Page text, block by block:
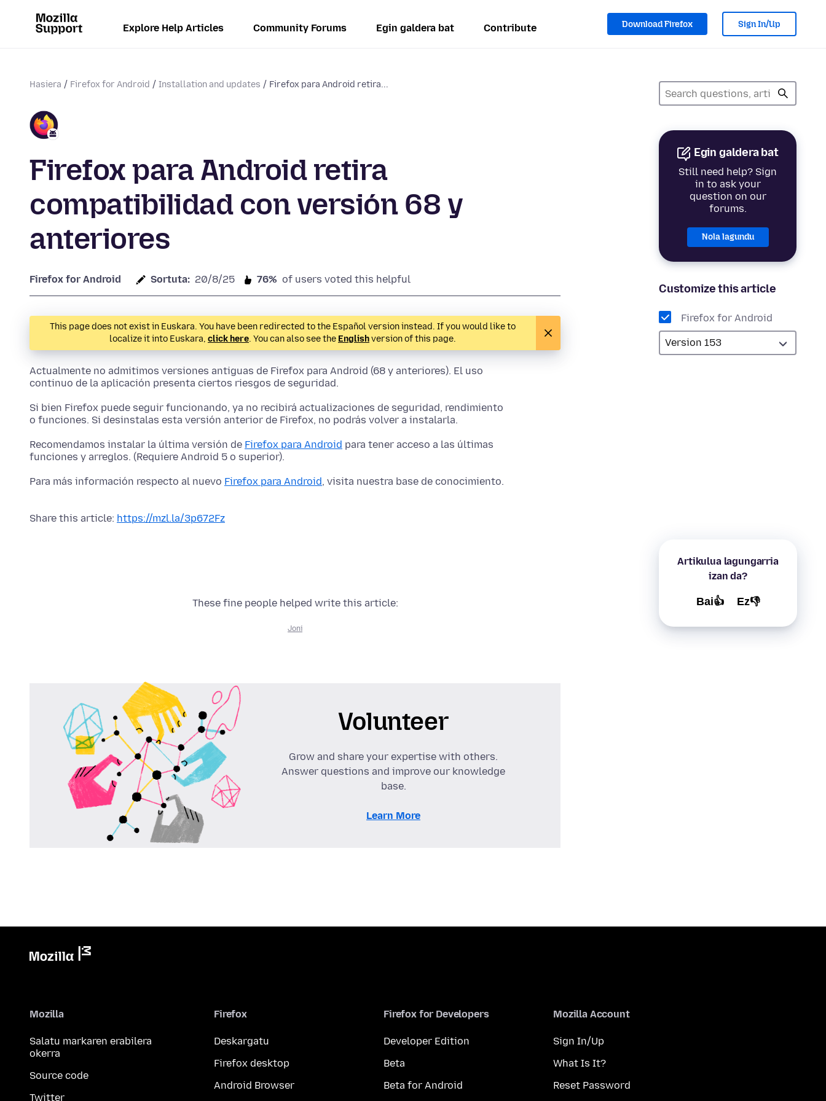
Explore Help Articles Community Forums Egin galdera bat Contribute Download Firefox Sign In/Up
Hasiera Firefox for Android Installation and updates Firefox para Android retira...
Egin galdera bat
Still need help? Sign
in to ask your
question on our
forums.
Nola lagundu
Customize this article
Firefox for Android
Artikulua lagungarria
izan da?
Bai👍 Ez👎
Firefox para Android retira
compatibilidad con versión 68 y
anteriores
Firefox for Android Sortuta: 20/8/25 76% of users voted this helpful
This page does not exist in Euskara. You have been redirected to the Español version instead. If you would like to
localize it into Euskara, click here. You can also see the Englishversion of this page.
Actualmente no admitimos versiones antiguas de Firefox para Android (68 y anteriores). El uso
continuo de la aplicación presenta ciertos riesgos de seguridad.
Si bien Firefox puede seguir funcionando, ya no recibirá actualizaciones de seguridad, rendimiento
o funciones. Si desinstalas esta versión anterior de Firefox, no podrás volver a instalarla.
Recomendamos instalar la última versión de Firefox para Android para tener acceso a las últimas
funciones y arreglos. (Requiere Android 5 o superior).
Para más información respecto al nuevo Firefox para Android, visita nuestra base de conocimiento.
Share this article: https://mzl.la/3p672Fz
These fine people helped write this article:
Joni
Volunteer
Grow and share your expertise with others.
Answer questions and improve our knowledge
base.
Learn More
Mozilla
Salatu markaren erabilera
okerra
Source code
Twitter
Firefox
Deskargatu
Firefox desktop
Android Browser
Firefox for Developers
Developer Edition
Beta
Beta for Android
Mozilla Account
Sign In/Up
What Is It?
Reset Password